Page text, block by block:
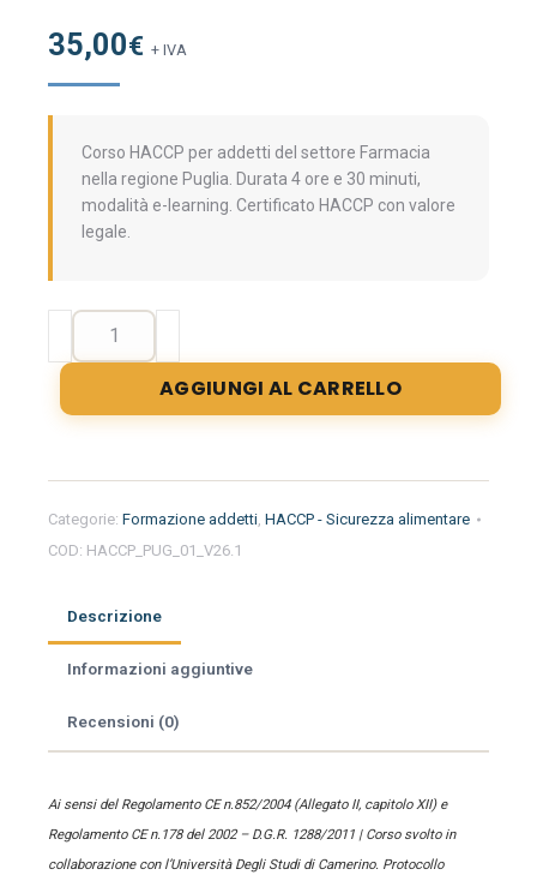
35,00€ + IVA
Corso HACCP per addetti del settore Farmacia
nella regione Puglia. Durata 4 ore e 30 minuti,
modalità e-learning. Certificato HACCP con valore
legale.
Formazione
per
addetti
alimentare
regione
Puglia
Farmacia
quantità
AGGIUNGI AL CARRELLO
Categorie: Formazione addetti, HACCP - Sicurezza alimentare
COD: HACCP_PUG_01_V26.1
Descrizione
Informazioni aggiuntive
Recensioni (0)
Ai sensi del Regolamento CE n.852/2004 (Allegato II, capitolo XII) e
Regolamento CE n.178 del 2002 – D.G.R. 1288/2011 | Corso svolto in
collaborazione con l’Università Degli Studi di Camerino. Protocollo